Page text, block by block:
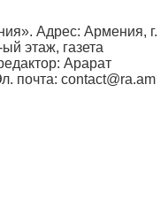
Адрес: Армения, г.
этаж, газета
Арарат
почта: contact@ra.am